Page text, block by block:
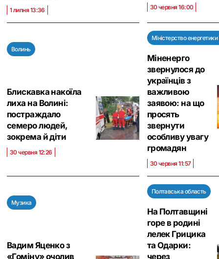
1 липня 13:36 30 червня 16:00
Волинь
Блискавка накоїла
лиха на Волині:
постраждало
семеро людей,
зокрема й діти
30 червня 12:26
Міністерство
Міненерго
звернулося до
українців з
важливою
заявою: на що
просять
звернути
особливу увагу
громадян
30 червня 11:57
Музика
Вадим Яценко з
«Гоміну» очолив
Полтавська область
На Полтавщині
горе в родині
лелек Грицика
та Одарки:
через